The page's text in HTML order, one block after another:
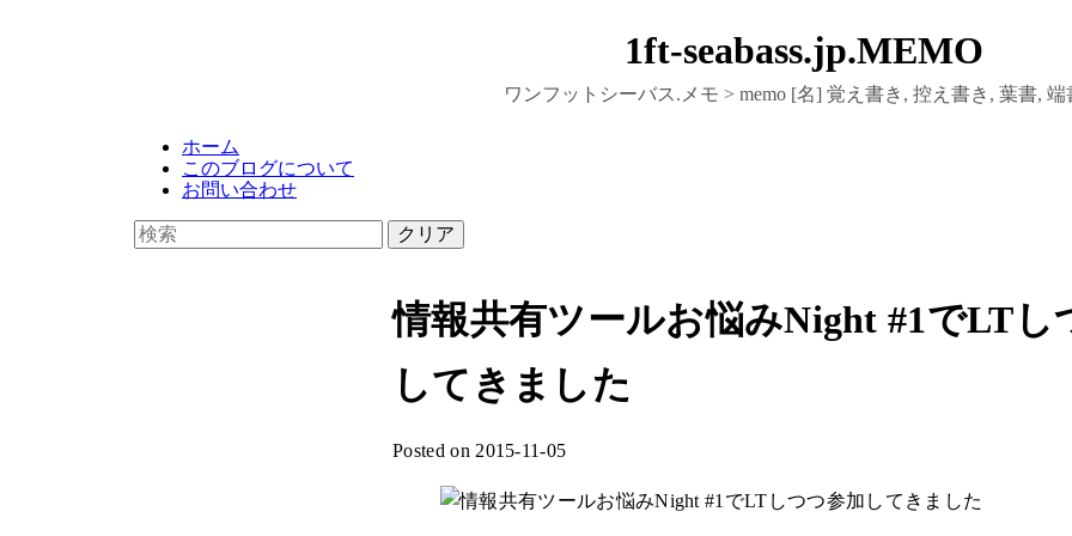
1ft-seabass.jp.MEMO
ワンフットシーバス.メモ > memo [名] 覚え書き, 控え書き, 葉書, 端
ホーム
このブログについて
お問い合わせ
クリア
情報共有ツールお悩みNight #1でLTし
してきました
Posted on 2015-11-05